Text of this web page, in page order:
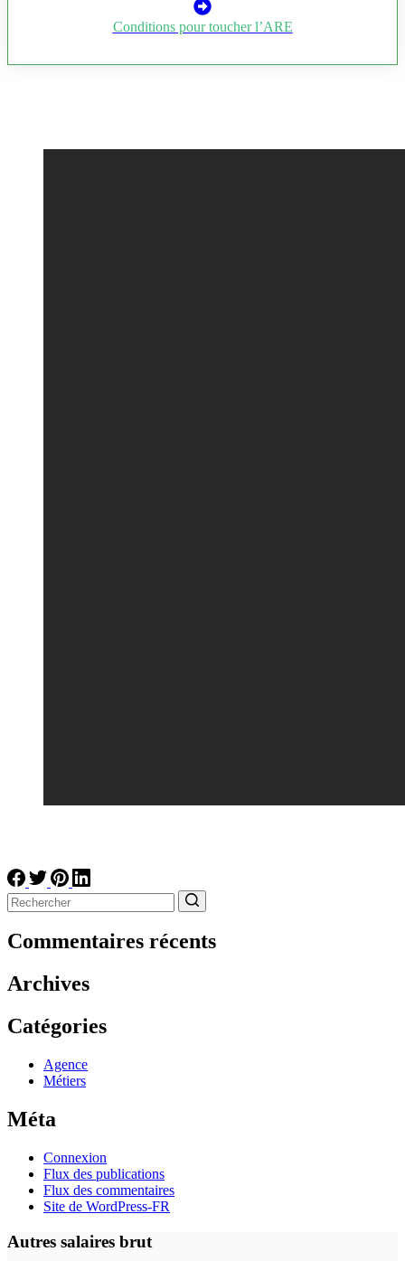
Conditions pour toucher l’ARE
résultat
Commentaires récents
Archives
Catégories
Agence
Métiers
Méta
Connexion
Flux des publications
Flux des commentaires
Site de WordPress-FR
Autres salaires brut